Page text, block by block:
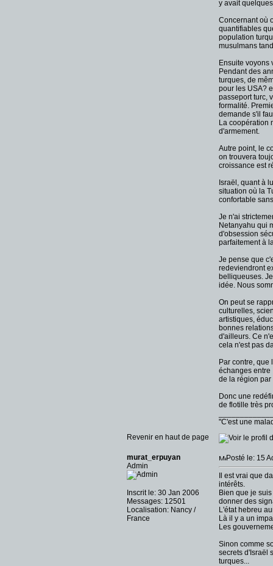
y avait
Concernant où
quantifiables
population
musulmans
Ensuite voyons
Pendant des
turques, de
pour les USA?
passeport turc,
formalité.
demande s'il
La coopération
d'armement.
Autre point, le
on trouvera
croissance est
Israël, quant à
situation où la
confortable
Je n'ai
Netanyahu qui
d'obsession
parfaitement à
Je pense que
redeviendront
belliqueuses.
idée. Nous
On peut se
culturelles,
artistiques,
bonnes
d'ailleurs. Ce
cela n'est pas
Par contre, que
échanges entre
de la région
Donc une
de flotille très
"C'est une
Revenir en haut de page
murat_erpuyan
Admin
Inscrit le: 30 Jan 2006
Messages: 12501
Localisation: Nancy /
France
Posté le: 15
Il est vrai que
intérêts.
Bien que je
donner des
L'état hebreu
Là il y a un
Les
Sinon comme
secrets d'Israël
turques...